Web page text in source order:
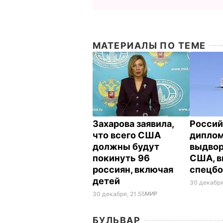
МАТЕРИАЛЫ ПО ТЕМЕ
Захарова заявила,
что всего США
должны будут
покинуть 96
россиян, включая
детей
30 декабря, 21.55МИР
США,
30
БУЛЬВАР